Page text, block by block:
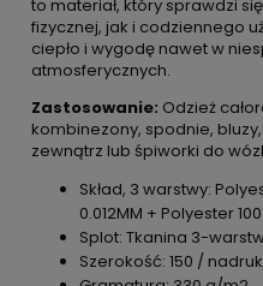
to materiał, który sprawdzi
fizycznej, jak i codziennego
ciepło i wygodę nawet w
atmosferycznych.
Zastosowanie: Odzież
kombinezony, spodnie,
zewnątrz lub śpiworki do
Skład, 3 warstwy:
0.012MM + Polyester
Splot: Tkanina 3-
Szerokość: 150 /